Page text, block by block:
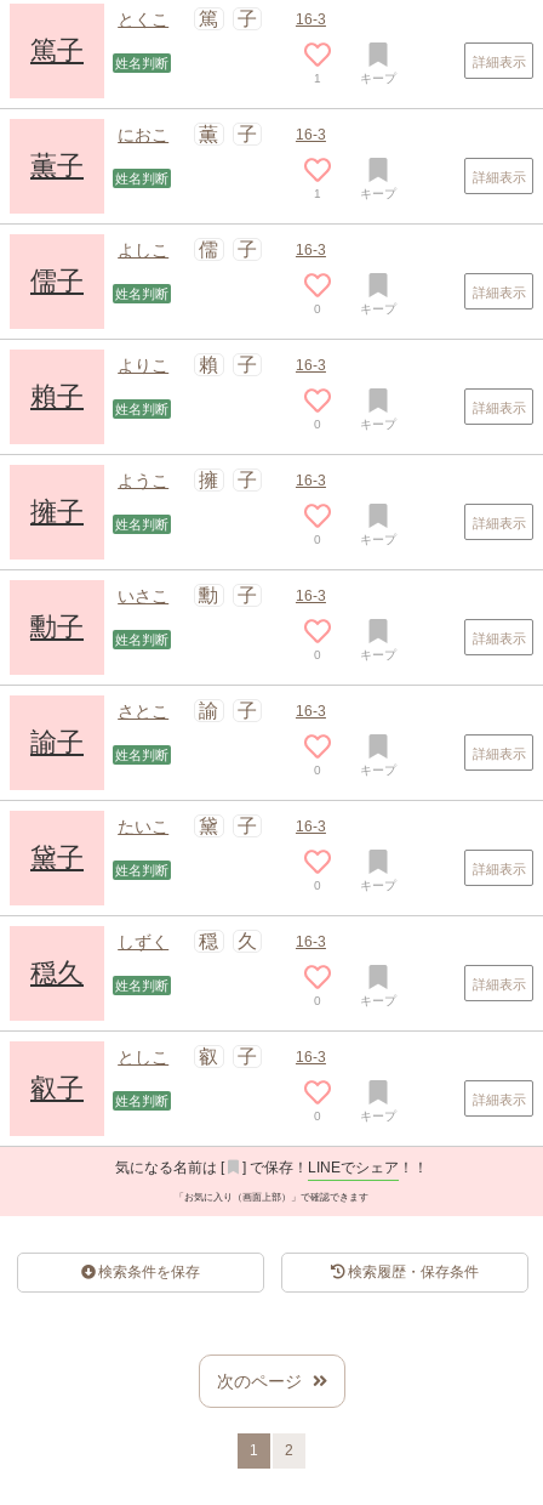
篤子
とくこ 篤 子 16-3
姓名判断
1 キープ
詳細表示
薫子
におこ 薫 子 16-3
姓名判断
1 キープ
詳細表示
儒子
よしこ 儒 子 16-3
姓名判断
0 キープ
詳細表示
賴子
よりこ 賴 子 16-3
姓名判断
0 キープ
詳細表示
擁子
ようこ 擁 子 16-3
姓名判断
0 キープ
詳細表示
勳子
いさこ 勳 子 16-3
姓名判断
0 キープ
詳細表示
諭子
さとこ 諭 子 16-3
姓名判断
0 キープ
詳細表示
黛子
たいこ 黛 子 16-3
姓名判断
0 キープ
詳細表示
穏久
しずく 穏 久 16-3
姓名判断
0 キープ
詳細表示
叡子
としこ 叡 子 16-3
姓名判断
0 キープ
詳細表示
気になる名前は [ ] で保存！ LINEでシェア ！！
「お気に入り（画面上部）」で確認できます
検索条件を保存 検索履歴・保存条件
次のページ
1 2